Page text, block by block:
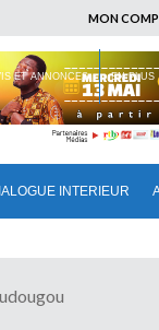
MON
INTERIEUR
ET ANNONCES EN PLUS